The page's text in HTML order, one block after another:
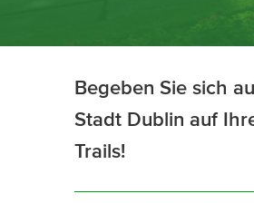
Begeben Sie sich
Stadt Dublin auf
Trails!